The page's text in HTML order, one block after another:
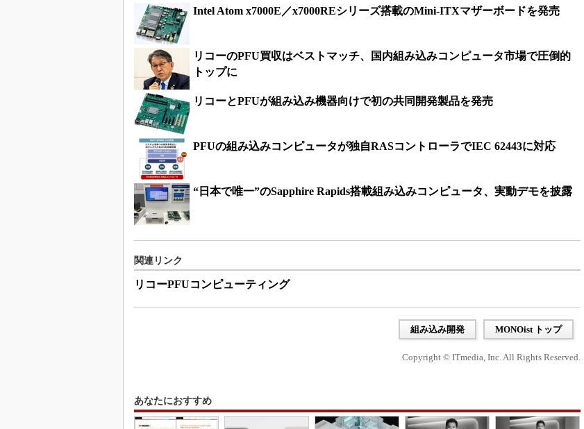
Intel Atom x7000E／x7000REシリーズ搭載のMini-ITXマザーボードを発売
リコーのPFU買収はベストマッチ、国内組み込みコンピュータ市場で圧倒的
トップに
リコーとPFUが組み込み機器向けで初の共同開発製品を発売
PFUの組み込みコンピュータが独自RASコントローラでIEC 62443に対応
“日本で唯一”のSapphire Rapids搭載組み込みコンピュータ、実動デモを披露
関連リンク
リコーPFUコンピューティング
組み込み開発 MONOist トップ
Copyright © ITmedia, Inc. All Rights Reserved.
あなたにおすすめ